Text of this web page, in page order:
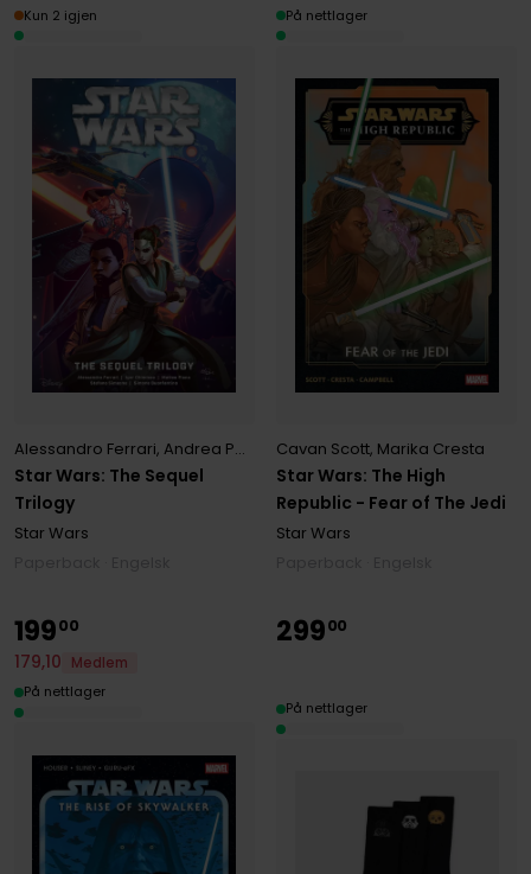
Star Wars: The Sequel
Trilogy
Alessandro Ferrari, Andrea Parisi Davide Turotti,Ingo Romling
Star Wars
Kun 2 igjen
Star Wars: The High
Republic - Fear of The Jedi
Cavan Scott, Marika Cresta
Star Wars
På nettlager
19900
179,10
Medlem
På nettlager
29900
På nettlager